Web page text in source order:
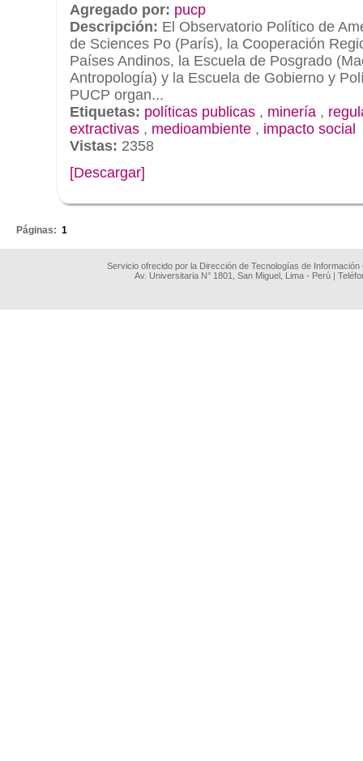
Agregado por: pucp
Descripción: El Observatorio Político de
de Sciences Po (París), la Cooperación
Países Andinos, la Escuela de Posgrado
Antropología) y la Escuela de Gobierno y
PUCP organ...
Etiquetas: políticas publicas , minería ,
extractivas , medioambiente , impacto social
Vistas: 2358
[Descargar]
Páginas: 1
Servicio ofrecido por la Dirección de Tecnologías de
Av. Universitaria N° 1801, San Miguel, Lima - Perú |